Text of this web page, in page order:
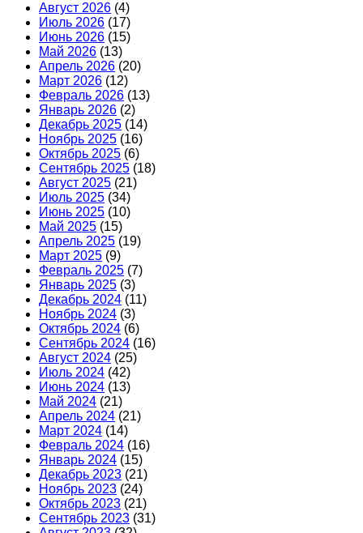
Август 2026 (4)
Июль 2026 (17)
Июнь 2026 (15)
Май 2026 (13)
Апрель 2026 (20)
Март 2026 (12)
Февраль 2026 (13)
Январь 2026 (2)
Декабрь 2025 (14)
Ноябрь 2025 (16)
Октябрь 2025 (6)
Сентябрь 2025 (18)
Август 2025 (21)
Июль 2025 (34)
Июнь 2025 (10)
Май 2025 (15)
Апрель 2025 (19)
Март 2025 (9)
Февраль 2025 (7)
Январь 2025 (3)
Декабрь 2024 (11)
Ноябрь 2024 (3)
Октябрь 2024 (6)
Сентябрь 2024 (16)
Август 2024 (25)
Июль 2024 (42)
Июнь 2024 (13)
Май 2024 (21)
Апрель 2024 (21)
Март 2024 (14)
Февраль 2024 (16)
Январь 2024 (15)
Декабрь 2023 (21)
Ноябрь 2023 (24)
Октябрь 2023 (21)
Сентябрь 2023 (31)